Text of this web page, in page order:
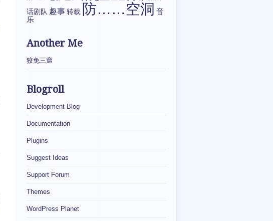
话剧队 趣事转载 防……空洞 音
乐
Another Me
狡兔三窟
Blogroll
Development Blog
Documentation
Plugins
Suggest Ideas
Support Forum
Themes
WordPress Planet